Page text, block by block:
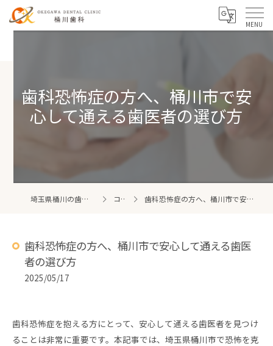
歯科恐怖症の方へ、桶川市で安
心して通える歯医者の選び方
埼玉県桶川の歯医者なら桶川歯科 コラム 歯科恐怖症の方へ、桶川市で安心して通える歯医者の選び方
歯科恐怖症の方へ、桶川市で安心して通える歯医
者の選び方
2025/05/17
歯科恐怖症を抱える方にとって、安心して通える歯医者を見つけ
ることは非常に重要です。本記事では、埼玉県桶川市で恐怖を克